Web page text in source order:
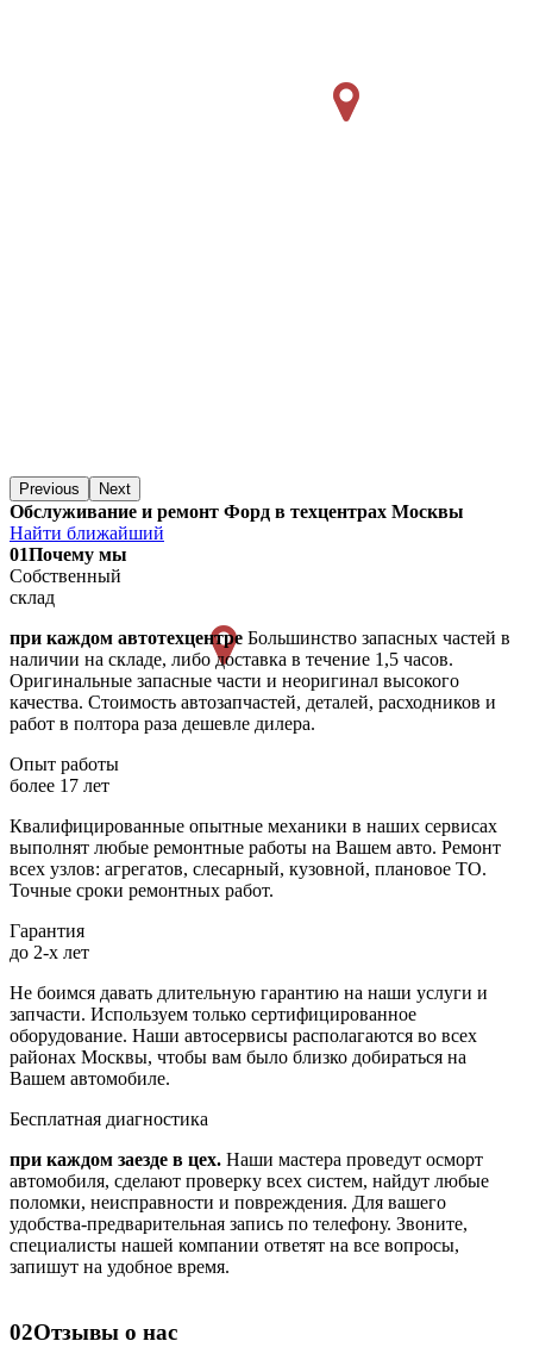
Previous Next
Обслуживание и ремонт Форд в техцентрах Москвы
Найти ближайший
01Почему мы
Собственный
склад
при каждом автотехцентре Большинство запасных частей в
наличии на складе, либо доставка в течение 1,5 часов.
Оригинальные запасные части и неоригинал высокого
качества. Стоимость автозапчастей, деталей, расходников и
работ в полтора раза дешевле дилера.
Опыт работы
более 17 лет
Квалифицированные опытные механики в наших сервисах
выполнят любые ремонтные работы на Вашем авто. Ремонт
всех узлов: агрегатов, слесарный, кузовной, плановое ТО.
Точные сроки ремонтных работ.
Гарантия
до 2-х лет
Не боимся давать длительную гарантию на наши услуги и
запчасти. Используем только сертифицированное
оборудование. Наши автосервисы располагаются во всех
районах Москвы, чтобы вам было близко добираться на
Вашем автомобиле.
Бесплатная диагностика
при каждом заезде в цех. Наши мастера проведут осморт
автомобиля, сделают проверку всех систем, найдут любые
поломки, неисправности и повреждения. Для вашего
удобства-предварительная запись по телефону. Звоните,
специалисты нашей компании ответят на все вопросы,
запишут на удобное время.
02Отзывы о нас